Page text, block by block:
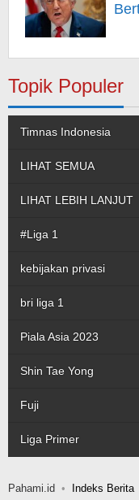
Topik Populer
Timnas Indonesia
LIHAT SEMUA
LIHAT LEBIH LANJUT
#Liga 1
kebijakan privasi
bri liga 1
Piala Asia 2023
Shin Tae Yong
Fuji
Liga Primer
Pahami.id Indeks Berita